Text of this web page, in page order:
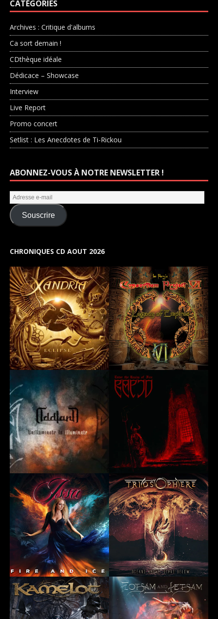
CATÉGORIES
Archives : Critique d'albums
Ca sort demain !
CDthèque idéale
Dédicace – Showcase
Interview
Live Report
Promo concert
Setlist : Les Anecdotes de Ti-Rickou
ABONNEZ-VOUS À NOTRE NEWSLETTER !
Souscrire
CHRONIQUES CD AOUT 2026